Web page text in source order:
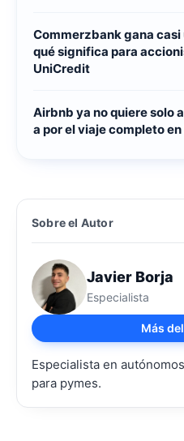
Commerzbank gana casi
qué significa para
UniCredit
Airbnb ya no quiere solo
a por el viaje completo en
Sobre el Autor
Javier Borja
Especialista
Más
Especialista en
para pymes.